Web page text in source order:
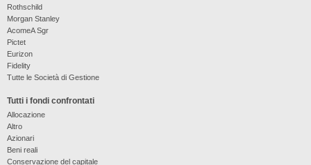
Rothschild
Morgan Stanley
AcomeA Sgr
Pictet
Eurizon
Fidelity
Tutte le Società di Gestione
Tutti i fondi confrontati
Allocazione
Altro
Azionari
Beni reali
Conservazione del capitale